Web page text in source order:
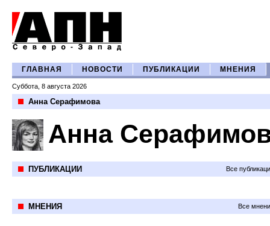
ГЛАВНАЯ НОВОСТИ ПУБЛИКАЦИИ МНЕНИЯ
Суббота, 8 августа 2026
Анна Серафимова
Анна
ПУБЛИКАЦИИ Все
МНЕНИЯ Все